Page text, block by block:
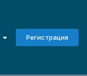
Регистрация